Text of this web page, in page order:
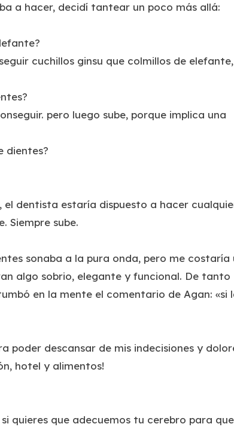
a hacer, decidí tantear un poco más allá:
cuchillos ginsu que colmillos de
pero luego sube, porque implica una
dientes?
dentista estaría dispuesto a hacer
Siempre sube.
sonaba a la pura onda, pero me costaría
algo sobrio, elegante y funcional. De tanto
en la mente el comentario de Agan: «si
poder descansar de mis indecisiones y
hotel y alimentos!
quieres que adecuemos tu cerebro para